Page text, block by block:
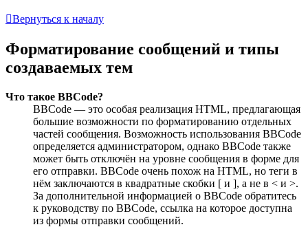
Вернуться к началу
Форматирование сообщений и типы
создаваемых тем
Что такое BBCode?
BBCode — это особая реализация HTML, предлагающая
большие возможности по форматированию отдельных
частей сообщения. Возможность использования BBCode
определяется администратором, однако BBCode также
может быть отключён на уровне сообщения в форме для
его отправки. BBCode очень похож на HTML, но теги в
нём заключаются в квадратные скобки [ и ], а не в < и >.
За дополнительной информацией о BBCode обратитесь
к руководству по BBCode, ссылка на которое доступна
из формы отправки сообщений.